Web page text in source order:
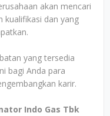
akan mencari
kualifikasi dan yang
yang tersedia
bagi Anda para
karir.
Indo Gas Tbk